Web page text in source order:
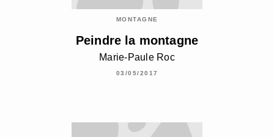
MONTAGNE
Peindre la montagne
Marie-Paule Roc
03/05/2017